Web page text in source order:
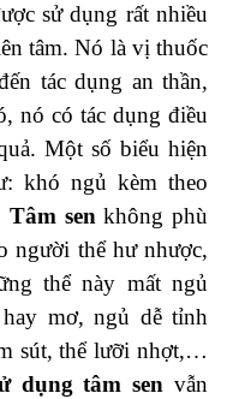
sử dụng rất nhiều
tâm. Nó là vị thuốc
tác dụng an thần,
nó có tác dụng điều
Một số biểu hiện
khó ngủ kèm theo
Tâm senkhông phù
người thể hư nhược,
thể này mất ngủ
mơ, ngủ dễ tỉnh
sút, thể lưỡi nhợt,…
dụng tâm sen vẫn